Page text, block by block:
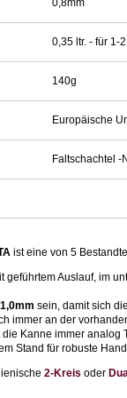
0,8mm
0,35 ltr. - für 1-
140g
Europäische
Faltschachtel -
ist eine von 5
geführtem Auslauf, im
sein, damit sich
immer an der
Kanne immer
Stand für robuste
2-Kreis oder